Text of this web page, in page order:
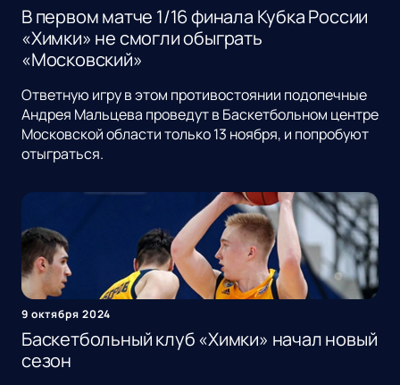
В первом матче 1/16 финала Кубка России
«Химки» не смогли обыграть
«Московский»
Ответную игру в этом противостоянии подопечные
Андрея Мальцева проведут в Баскетбольном центре
Московской области только 13 ноября, и попробуют
отыграться.
9 октября 2024
Баскетбольный клуб «Химки» начал новый
сезон